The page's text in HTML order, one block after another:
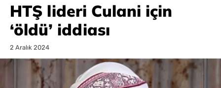
HTŞ lideri Culani için
‘öldü’ iddiası
2 Aralık 2024